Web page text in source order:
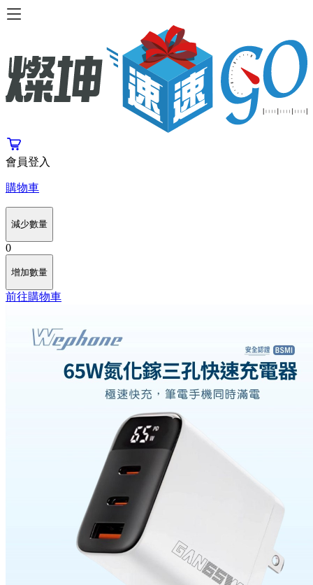
會員登入
購物車
減少數量
0
增加數量
前往購物車